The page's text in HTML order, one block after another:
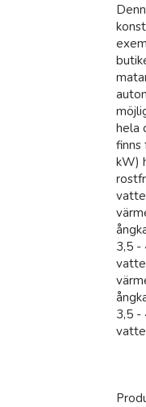
hela
kW)
3,5 -
3,5 -